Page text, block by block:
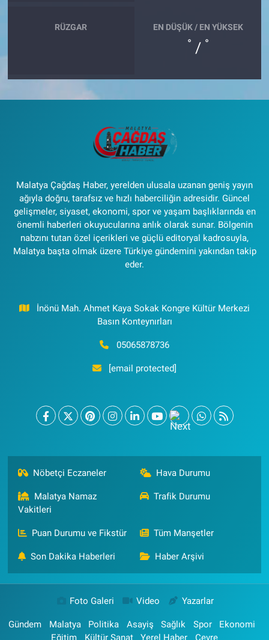
RÜZGAR EN DÜŞÜK / EN YÜKSEK
° / °
Malatya Çağdaş Haber, yerelden ulusala uzanan geniş yayın
ağıyla doğru, tarafsız ve hızlı haberciliğin adresidir. Güncel
gelişmeler, siyaset, ekonomi, spor ve yaşam başlıklarında en
önemli haberleri okuyucularına anlık olarak sunar. Bölgenin
nabzını tutan özel içerikleri ve güçlü editoryal kadrosuyla,
Malatya başta olmak üzere Türkiye gündemini yakından takip
eder.
İnönü Mah. Ahmet Kaya Sokak Kongre Kültür Merkezi
Basın Konteynırları
05065878736
[email protected]
Nöbetçi Eczaneler Hava Durumu
Malatya Namaz
Vakitleri
Trafik Durumu
Puan Durumu ve Fikstür Tüm Manşetler
Son Dakika Haberleri Haber Arşivi
Foto Galeri Video Yazarlar
Gündem Malatya Politika Asayiş Sağlık Spor
Ekonomi
Eğitim
Kültür Sanat Yerel Haber Çevre